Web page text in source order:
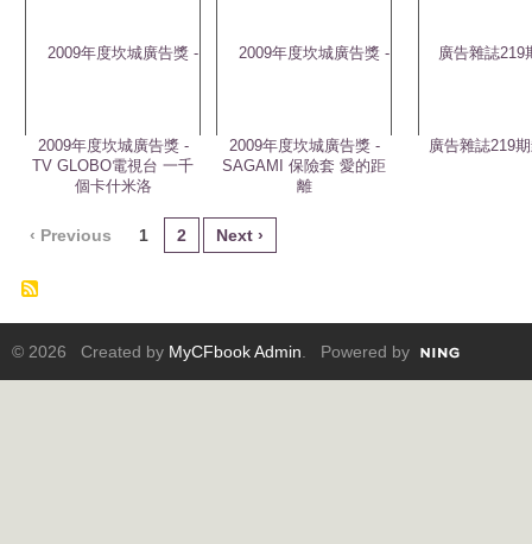
2009年度坎城廣告獎 -
TV GLOBO電視台 一千
個卡什米洛
2009年度坎城廣告獎 -
SAGAMI 保險套 愛的距
離
廣告雜誌219
‹ Previous 1 2 Next ›
© 2026 Created by MyCFbook Admin . Powered by